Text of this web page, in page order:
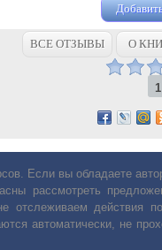
ВСЕ ОТЗЫВЫ О
1
Если вы обладаете
рассмотреть
действия
автоматически, не